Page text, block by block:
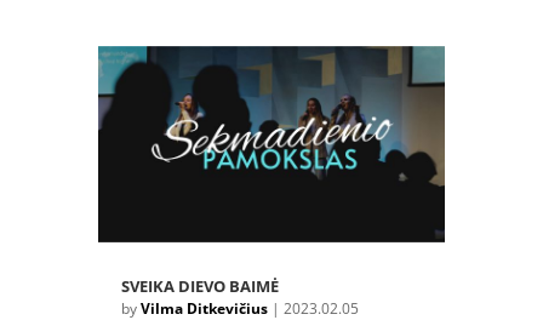
SVEIKA DIEVO BAIMĖ
byVilma Ditkevičius| 2023.02.05